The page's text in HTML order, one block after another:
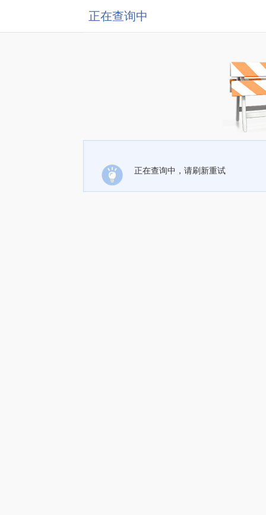
正在查询中
正在查询中，请刷新重试